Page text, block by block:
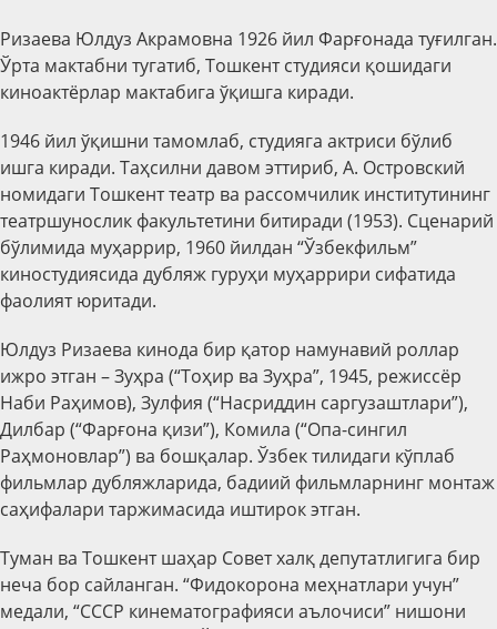
Ризаева Юлдуз Акрамовна 1926 йил Фарғонада туғилган.
Ўрта мактабни тугатиб, Тошкент студияси қошидаги
киноактёрлар мактабига ўқишга киради.
1946 йил ўқишни тамомлаб, студияга актриси бўлиб
ишга киради. Таҳсилни давом эттириб, А. Островский
номидаги Тошкент театр ва рассомчилик институтининг
театршунослик факультетини битиради (1953). Сценарий
бўлимида муҳаррир, 1960 йилдан “Ўзбекфильм”
киностудиясида дубляж гуруҳи муҳаррири сифатида
фаолият юритади.
Юлдуз Ризаева кинода бир қатор намунавий роллар
ижро этган – Зуҳра (“Тоҳир ва Зуҳра”, 1945, режиссёр
Наби Раҳимов), Зулфия (“Насриддин саргузаштлари”),
Дилбар (“Фарғона қизи”), Комила (“Опа-сингил
Раҳмоновлар”) ва бошқалар. Ўзбек тилидаги кўплаб
фильмлар дубляжларида, бадиий фильмларнинг монтаж
саҳифалари таржимасида иштирок этган.
Туман ва Тошкент шаҳар Совет халқдепутатлигига бир
неча бор сайланган. “Фидокорона меҳнатлари учун”
медали, “СССР кинематографияси аълочиси” нишони